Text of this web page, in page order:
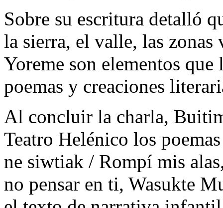
Sobre su escritura detalló
la sierra, el valle, las
Yoreme son elementos
poemas y creaciones
Al concluir la charla,
Teatro Helénico los
ne siwtiak / Rompí mis
no pensar en ti, Wasukte